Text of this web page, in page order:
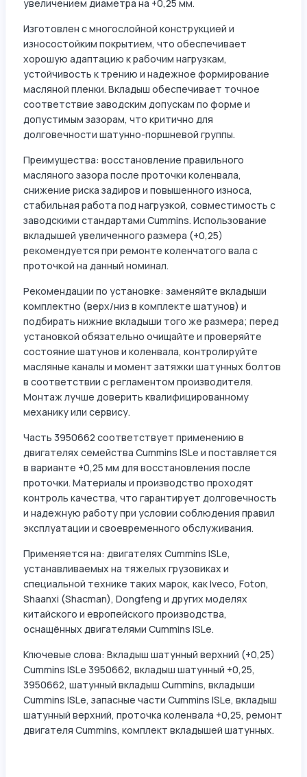
увеличением диаметра на +0,25 мм.
Изготовлен с многослойной конструкцией и
износостойким покрытием, что обеспечивает
хорошую адаптацию к рабочим нагрузкам,
устойчивость к трению и надежное формирование
масляной пленки. Вкладыш обеспечивает точное
соответствие заводским допускам по форме и
допустимым зазорам, что критично для
долговечности шатунно-поршневой группы.
Преимущества: восстановление правильного
масляного зазора после проточки коленвала,
снижение риска задиров и повышенного износа,
стабильная работа под нагрузкой, совместимость с
заводскими стандартами Cummins. Использование
вкладышей увеличенного размера (+0,25)
рекомендуется при ремонте коленчатого вала с
проточкой на данный номинал.
Рекомендации по установке: заменяйте вкладыши
комплектно (верх/низ в комплекте шатунов) и
подбирать нижние вкладыши того же размера; перед
установкой обязательно очищайте и проверяйте
состояние шатунов и коленвала, контролируйте
масляные каналы и момент затяжки шатунных болтов
в соответствии с регламентом производителя.
Монтаж лучше доверить квалифицированному
механику или сервису.
Часть 3950662 соответствует применению в
двигателях семейства Cummins ISLe и поставляется
в варианте +0,25 мм для восстановления после
проточки. Материалы и производство проходят
контроль качества, что гарантирует долговечность
и надежную работу при условии соблюдения правил
эксплуатации и своевременного обслуживания.
Применяется на: двигателях Cummins ISLe,
устанавливаемых на тяжелых грузовиках и
специальной технике таких марок, как Iveco, Foton,
Shaanxi (Shacman), Dongfeng и других моделях
китайского и европейского производства,
оснащённых двигателями Cummins ISLe.
Ключевые слова: Вкладыш шатунный верхний (+0,25)
Cummins ISLe 3950662, вкладыш шатунный +0,25,
3950662, шатунный вкладыш Cummins, вкладыши
Cummins ISLe, запасные части Cummins ISLe, вкладыш
шатунный верхний, проточка коленвала +0,25, ремонт
двигателя Cummins, комплект вкладышей шатунных.